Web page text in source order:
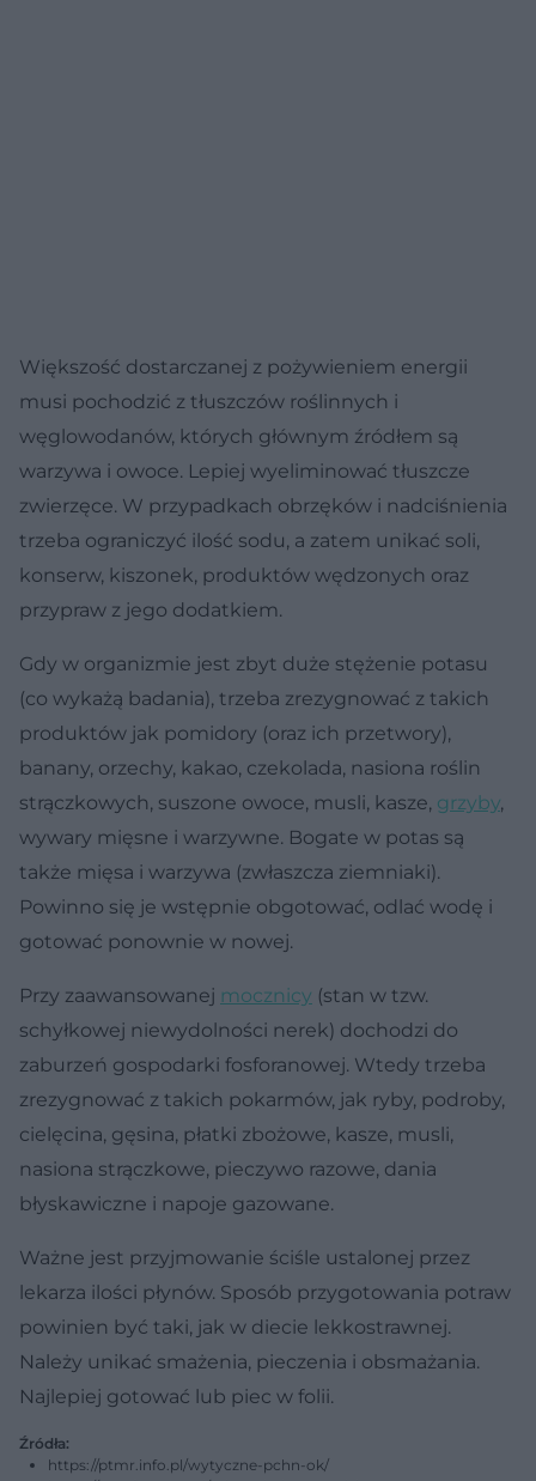
Większość dostarczanej z pożywieniem energii
musi pochodzić z tłuszczów roślinnych i
węglowodanów, których głównym źródłem są
warzywa i owoce. Lepiej wyeliminować tłuszcze
zwierzęce. W przypadkach obrzęków i nadciśnienia
trzeba ograniczyć ilość sodu, a zatem unikać soli,
konserw, kiszonek, produktów wędzonych oraz
przypraw z jego dodatkiem.
Gdy w organizmie jest zbyt duże stężenie potasu
(co wykażą badania), trzeba zrezygnować z takich
produktów jak pomidory (oraz ich przetwory),
banany, orzechy, kakao, czekolada, nasiona roślin
strączkowych, suszone owoce, musli, kasze, grzyby,
wywary mięsne i warzywne. Bogate w potas są
także mięsa i warzywa (zwłaszcza ziemniaki).
Powinno się je wstępnie obgotować, odlać wodę i
gotować ponownie w nowej.
Przy zaawansowanej mocznicy (stan w tzw.
schyłkowej niewydolności nerek) dochodzi do
zaburzeń gospodarki fosforanowej. Wtedy trzeba
zrezygnować z takich pokarmów, jak ryby, podroby,
cielęcina, gęsina, płatki zbożowe, kasze, musli,
nasiona strączkowe, pieczywo razowe, dania
błyskawiczne i napoje gazowane.
Ważne jest przyjmowanie ściśle ustalonej przez
lekarza ilości płynów. Sposób przygotowania potraw
powinien być taki, jak w diecie lekkostrawnej.
Należy unikać smażenia, pieczenia i obsmażania.
Najlepiej gotować lub piec w folii.
Źródła:
https://ptmr.info.pl/wytyczne-pchn-ok/